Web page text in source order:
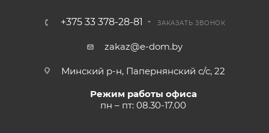
+375 33 378-28-81 ЗАКАЗАТЬ ЗВОНОК
zakaz@e-dom.by
Минский р-н, Папернянский с/с, 22
Режим работы офиса
пн – пт: 08.30-17.00